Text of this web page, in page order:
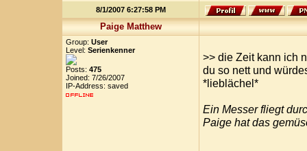
8/1/2007 6:27:58 PM
Paige Matthew
Group: User
Level: Serienkenner
Posts: 475
Joined: 7/26/2007
IP-Address: saved
>> die Zeit kann ich
du so nett und
*lieblächel*
Ein Messer fliegt
Paige hat das